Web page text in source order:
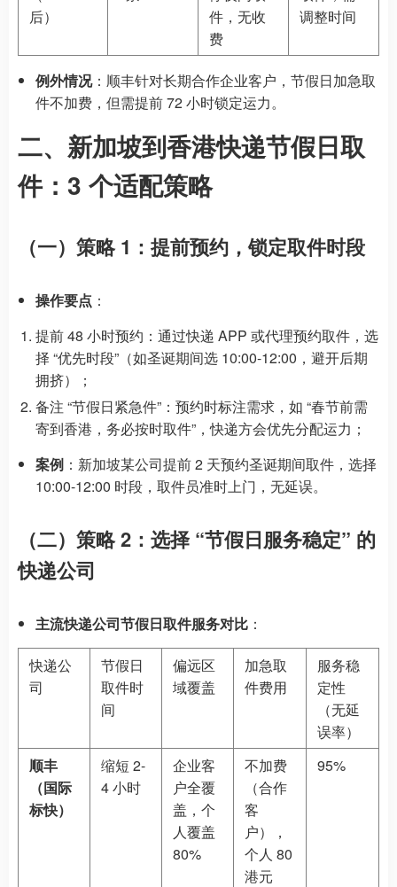
后）
件，无收
费
调整时间
例外情况：顺丰针对长期合作企业客户，节假日加急取
件不加费，但需提前 72 小时锁定运力。
二、新加坡到香港快递节假日取
件：3 个适配策略
（一）策略 1：提前预约，锁定取件时段
操作要点 ：
提前 48 小时预约：通过快递 APP 或代理预约取件，选
择 “优先时段”（如圣诞期间选 10:00-12:00，避开后期
拥挤）；
备注 “节假日紧急件”：预约时标注需求，如 “春节前需
寄到香港，务必按时取件”，快递方会优先分配运力；
案例 ：新加坡某公司提前 2 天预约圣诞期间取件，选择
10:00-12:00 时段，取件员准时上门，无延误。
（二）策略 2：选择 “节假日服务稳定” 的
快递公司
主流快递公司节假日取件服务对比 ：
快递公
司
节假日
取件时
间
偏远区
域覆盖
加急取
件费用
服务稳
定性
（无延
误率）
顺丰
（国际
标快）
缩短 2-
4 小时
企业客
户全覆
盖，个
人覆盖
80%
不加费
（合作
客
户），
个人 80
港元
95%